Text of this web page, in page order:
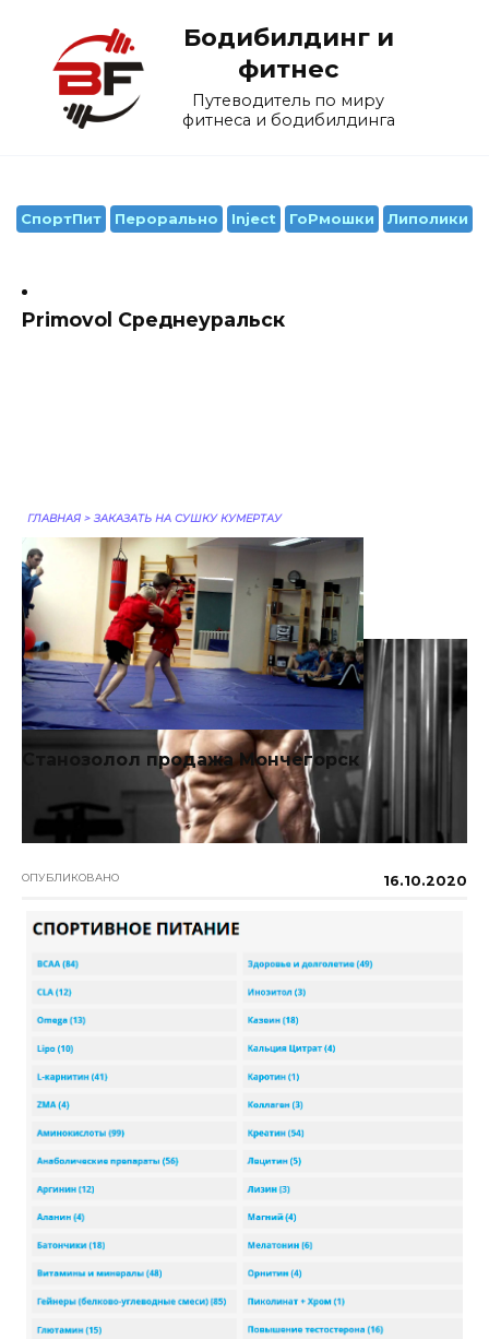
содержанию
Бодибилдинг и
фитнес
Путеводитель по миру
фитнеса и бодибилдинга
СпортПит Перорально Inject ГоРмошки Липолики
ГЛАВНАЯ > ЗАКАЗАТЬ НА СУШКУ КУМЕРТАУ
Заказать На Сушку
Кумертау
ОПУБЛИКОВАНО 16.10.2020
Primovol Среднеуральск
Станозолол продажа Мончегорск